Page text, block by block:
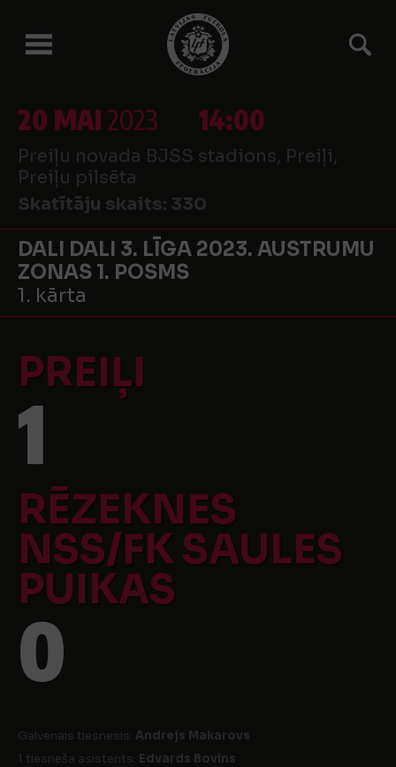
20 MAI2023 14:00
Preiļu novada BJSS stadions, Preiļi,
Preiļu pilsēta
Skatītāju skaits: 330
DALI DALI 3. LĪGA 2023. AUSTRUMU
ZONAS 1. POSMS
1. kārta
PREIĻI
1
RĒZEKNES
NSS/FK SAULES
PUIKAS
0
Galvenais tiesnesis: Andrejs Makarovs
1 tiesneša asistents: Edvards Bovins